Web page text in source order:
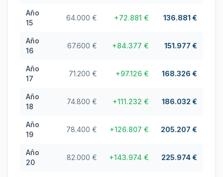
Año
15
64.000 € +72.881 € 136.881 €
Año
16
67.600 € +84.377 € 151.977 €
Año
17
71.200 € +97.126 € 168.326 €
Año
18
74.800 € +111.232 € 186.032 €
Año
19
78.400 € +126.807 € 205.207 €
Año
20
82.000 € +143.974 € 225.974 €